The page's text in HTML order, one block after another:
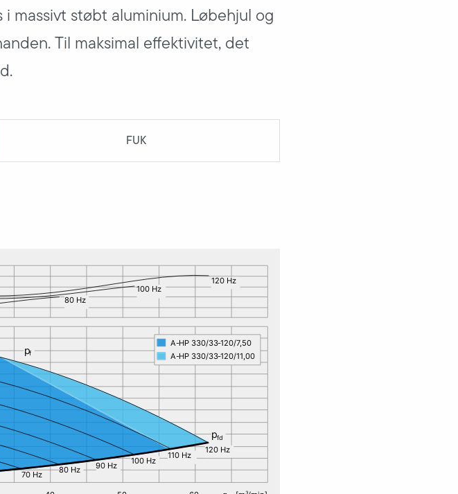
massivt støbt aluminium. Løbehjul og
Til maksimal effektivitet, det
FUK